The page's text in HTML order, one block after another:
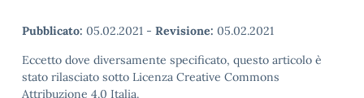
Pubblicato: 05.02.2021 - Revisione: 05.02.2021
Eccetto dove diversamente specificato, questo articolo è
stato rilasciato sotto Licenza Creative Commons
Attribuzione 4.0 Italia.